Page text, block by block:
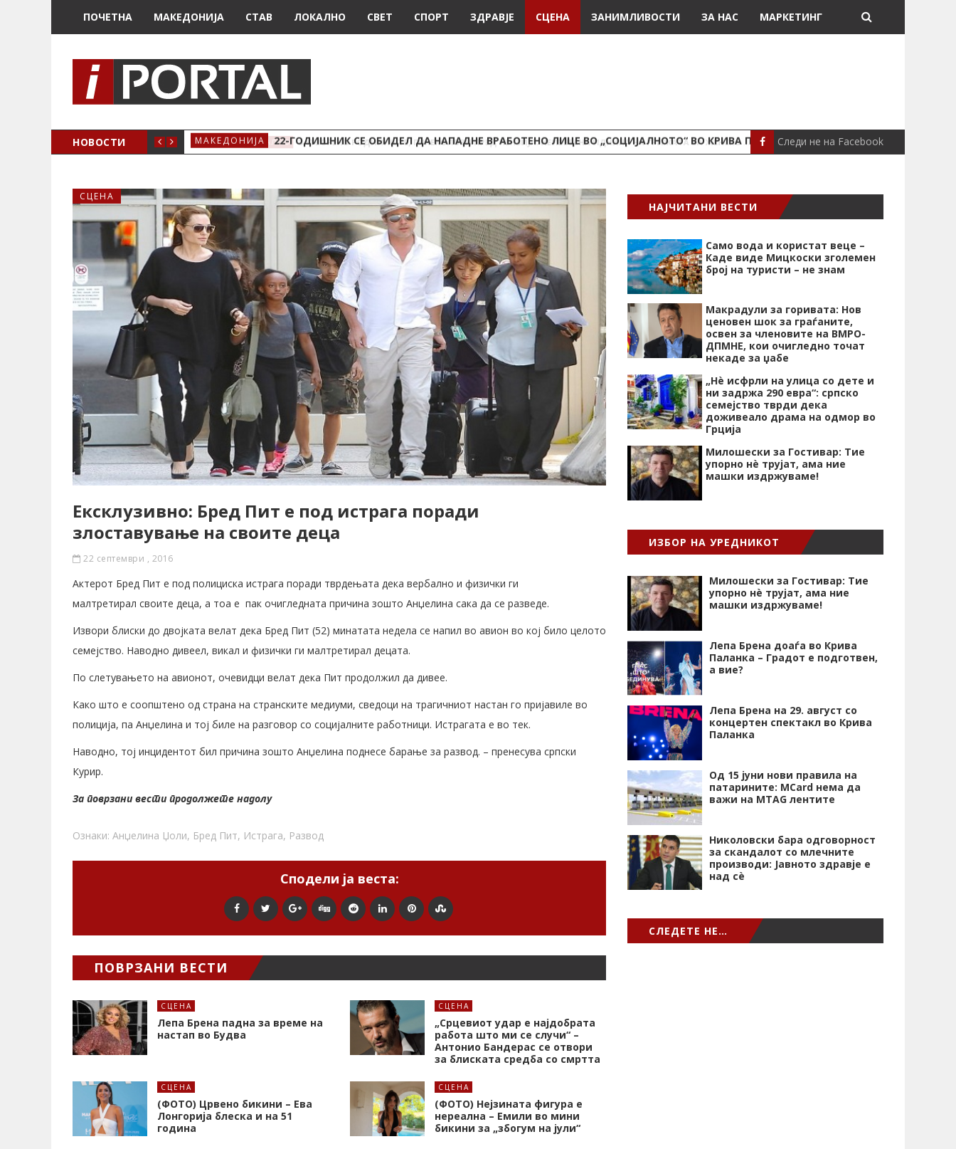
ПОЧЕТНА МАКЕДОНИЈА СТАВ ЛОКАЛНО СВЕТ СПОРТ ЗДРАВЈЕ СЦЕНА ЗАНИМЛИВОСТИ ЗА НАС МАРКЕТИНГ
НОВОСТИ
ЖЕНСКО ЗДРАВЈЕ ВО КРИВА ПАЛАНКА МАКЕДОНИЈА 22-ГОДИШНИК СЕ ОБИДЕЛ ДА НАПАДНЕ ВРАБОТЕНО ЛИЦЕ ВО „СОЦИЈАЛНОТО“ ВО КРИВА ПАЛАНКА ЛОКАЛНО ПОЖАР ВО
Следи не на Facebook
СЦЕНА
Ексклузивно: Бред Пит е под истрага поради
злоставување на своите деца
22 септември , 2016
Актерот Бред Пит е под полициска истрага поради тврдењата дека вербално и физички ги
малтретирал своите деца, а тоа е пак очигледната причина зошто Анџелина сака да се разведе.
Извори блиски до двојката велат дека Бред Пит (52) минатата недела се напил во авион во кој било целото
семејство. Наводно дивеел, викал и физички ги малтретирал децата.
По слетувањето на авионот, очевидци велат дека Пит продолжил да дивее.
Како што е соопштено од страна на странските медиуми, сведоци на трагичниот настан го пријавиле во
полиција, па Анџелина и тој биле на разговор со социјалните работници. Истрагата е во тек.
Наводно, тој инцидентот бил причина зошто Анџелина поднесе барање за развод. – пренесува српски
Курир.
За поврзани вести продолжете надолу
Ознаки: Анџелина Џоли, Бред Пит, Истрага, Развод
Сподели ја веста:
ПОВРЗАНИ ВЕСТИ
СЦЕНА
Лепа Брена падна за време на
настап во Будва
СЦЕНА
„Срцевиот удар е најдобрата
работа што ми се случи“ –
Антонио Бандерас се отвори
за блиската средба со смртта
СЦЕНА
(ФОТО) Црвено бикини – Ева
Лонгорија блеска и на 51
година
СЦЕНА
(ФОТО) Нејзината фигура е
нереална – Емили во мини
бикини за „збогум на јули“
НАЈЧИТАНИ ВЕСТИ
Само вода и користат веце –
Каде виде Мицкоски зголемен
број на туристи – не знам
Макрадули за горивата: Нов
ценовен шок за граѓаните,
освен за членовите на ВМРО-
ДПМНЕ, кои очигледно точат
некаде за џабе
„Нѐ исфрли на улица со дете и
ни задржа 290 евра“: српско
семејство тврди дека
доживеало драма на одмор во
Грција
Милошески за Гостивар: Тие
упорно нѐ трујат, ама ние
машки издржуваме!
ИЗБОР НА УРЕДНИКОТ
Милошески за Гостивар: Тие
упорно нѐ трујат, ама ние
машки издржуваме!
Лепа Брена доаѓа во Крива
Паланка – Градот е подготвен,
а вие?
Лепа Брена на 29. август со
концертен спектакл во Крива
Паланка
Од 15 јуни нови правила на
патарините: MCard нема да
важи на MTAG лентите
Николовски бара одговорност
за скандалот со млечните
производи: Јавното здравје е
над сѐ
СЛЕДЕТЕ НЕ…